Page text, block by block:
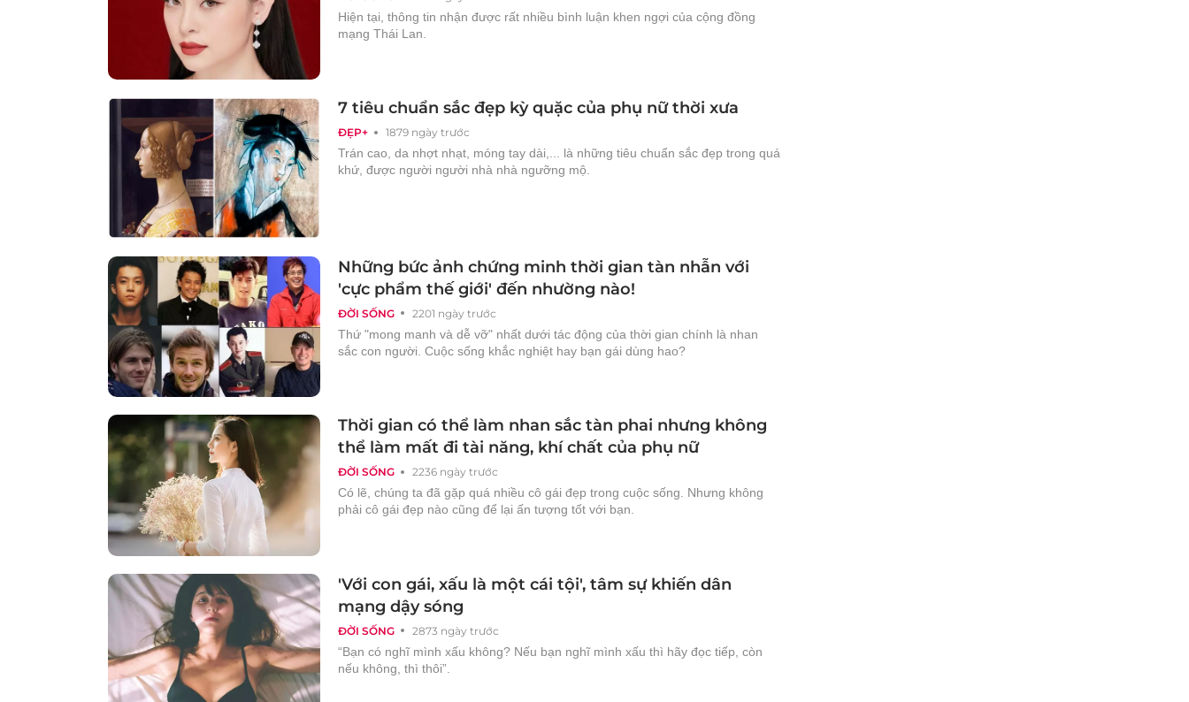
Hiện tại, thông tin nhận được rất nhiều bình luận khen ngợi của cộng đồng
mạng Thái Lan.
ĐẸP+ 1879 ngày trước
7 tiêu chuẩn sắc đẹp kỳ quặc của phụ nữ thời xưa
Trán cao, da nhợt nhạt, móng tay dài,... là những tiêu chuẩn sắc đẹp trong quá
khứ, được người người nhà nhà ngưỡng mộ.
ĐỜI SỐNG 2201 ngày trước
Những bức ảnh chứng minh thời gian tàn nhẫn với
'cực phẩm thế giới' đến nhường nào!
Thứ "mong manh và dễ vỡ" nhất dưới tác động của thời gian chính là nhan
sắc con người. Cuộc sống khắc nghiệt hay bạn gái dùng hao?
ĐỜI SỐNG 2236 ngày trước
Thời gian có thể làm nhan sắc tàn phai nhưng không
thể làm mất đi tài năng, khí chất của phụ nữ
Có lẽ, chúng ta đã gặp quá nhiều cô gái đẹp trong cuộc sống. Nhưng không
phải cô gái đẹp nào cũng để lại ấn tượng tốt với bạn.
ĐỜI SỐNG 2873 ngày trước
'Với con gái, xấu là một cái tội', tâm sự khiến dân
mạng dậy sóng
“Bạn có nghĩ mình xấu không? Nếu bạn nghĩ mình xấu thì hãy đọc tiếp, còn
nếu không, thì thôi”.